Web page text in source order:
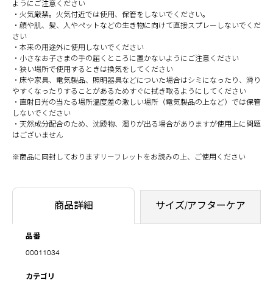
ようにご注意ください
・火気厳禁。火気付近では使用、保管をしないでください。
・顔や肌、髪、人やペットなどの生き物に向けて直接スプレーしないでくだ
さい
・本来の用途外に使用しないでください
・小さなお子さまの手の届くところに置かないようにご注意ください
・狭い場所で使用するときは換気をしてください
・床や家具、電気製品、照明器具などについた場合はシミになったり、滑り
やすくなったりすることがあるためすぐに拭き取るようにしてください
・直射日光の当たる場所温度差の激しい場所（電気製品の上など）では保管
しないでください
・天然成分配合のため、沈殿物、濁りが出る場合がありますが使用上に問題
はございません
※商品に同封しておりますリーフレットをお読みの上、ご使用ください
商品詳細 サイズ/アフターケア
品番
00011034
カテゴリ